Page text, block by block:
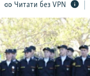
Читати без VPN